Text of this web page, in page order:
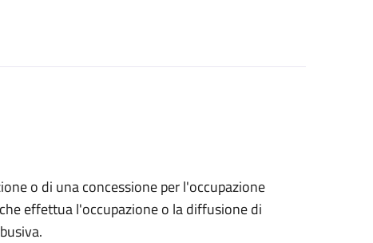
o di una concessione per l'occupazione
effettua l'occupazione o la diffusione di